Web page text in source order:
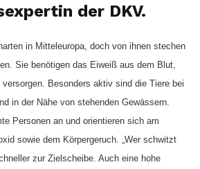
der DKV.
in Mitteleuropa, doch von ihnen stechen
Sie benötigen das Eiweiß aus dem Blut,
Besonders aktiv sind die Tiere bei
in der Nähe von stehenden Gewässern.
Personen an und orientieren sich am
sowie dem Körpergeruch. „Wer schwitzt
zur Zielscheibe. Auch eine hohe